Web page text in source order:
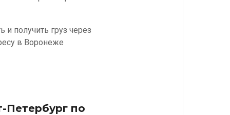
получить груз через
в Воронеже
Петербург по